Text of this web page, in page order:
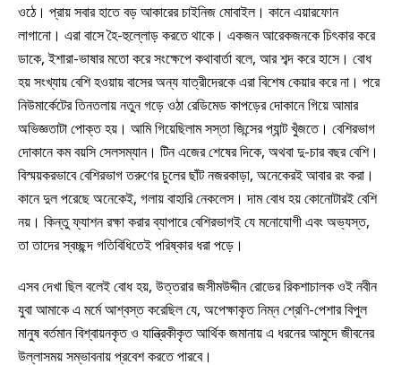
ওঠে। প্রায় সবার হাতে বড় আকারের চাইনিজ মোবাইল। কানে এয়ারফোন
লাগানো। এরা বাসে হৈ-হুল্লোড় করতে থাকে। একজন আরেকজনকে চিৎকার করে
ডাকে, ইশারা-ভাষার মতো করে সংক্ষেপে কথাবার্তা বলে, আর শব্দ করে হাসে। বোধ
হয় সংখ্যায় বেশি হওয়ায় বাসের অন্য যাত্রীদেরকে এরা বিশেষ কেয়ার করে না। পরে
নিউমার্কেটের তিনতলায় নতুন গড়ে ওঠা রেডিমেড কাপড়ের দোকানে গিয়ে আমার
অভিজ্ঞতাটা পোক্ত হয়। আমি গিয়েছিলাম সস্তা জিন্সের প্যান্ট খুঁজতে। বেশিরভাগ
দোকানে কম বয়সি সেলসম্যান। টিন এজের শেষের দিকে, অথবা দু-চার বছর বেশি।
বিস্ময়করভাবে বেশিরভাগ তরুণের চুলের ছাঁট নজরকাড়া, অনেকেরই আবার রং করা।
কানে দুল পরেছে অনেকেই, গলায় বাহারি নেকলেস। দাম বোধ হয় কোনোটারই বেশি
নয়। কিন্তু ফ্যাশন রক্ষা করার ব্যাপারে বেশিরভাগই যে মনোযোগী এবং অভ্যস্ত,
তা তাদের স্বচ্ছন্দ গতিবিধিতেই পরিষ্কার ধরা পড়ে।
এসব দেখা ছিল বলেই বোধ হয়, উত্তরার জসীমউদ্দীন রোডের রিকশাচালক ওই নবীন
যুবা আমাকে এ মর্মে আশ্বস্ত করেছিল যে, অপেক্ষাকৃত নিম্ন শ্রেণি-পেশার বিপুল
মানুষ বর্তমান বিশ্বায়নকৃত ও যান্ত্রিকীকৃত আর্থিক জমানায় এ ধরনের আমুদে জীবনের
উল্লাসময় সম্ভাবনায় প্রবেশ করতে পারবে।